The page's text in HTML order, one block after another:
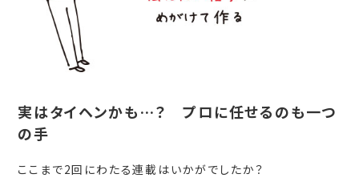
実はタイヘンかも…？ プロに任せるのも一つ
の手
ここまで2回にわたる連載はいかがでしたか？